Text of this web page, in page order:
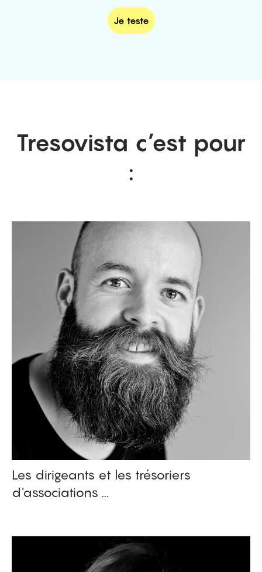
Je teste
Tresovista c’est pour
:
Les dirigeants et les trésoriers
d'associations ...